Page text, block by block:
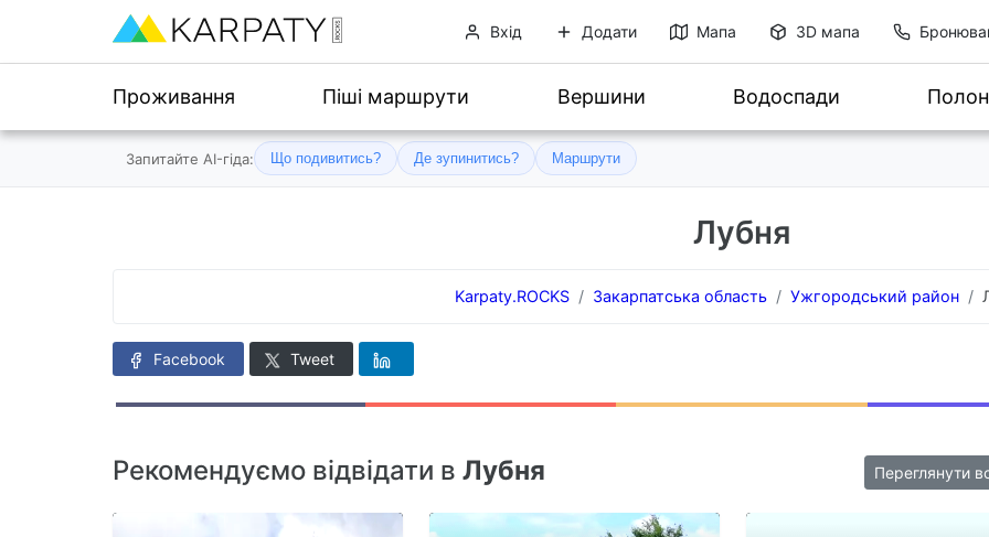
Вхід Додати Мапа 3D мапа
Проживання Піші маршрути Вершини Водоспади
Запитайте AI-гіда: Що подивитись? Де зупинитись? Маршрути
Лубня
Karpaty.ROCKS Закарпатська область Ужгородський район
Facebook Tweet
Рекомендуємо відвідати в Лубня Переглянути